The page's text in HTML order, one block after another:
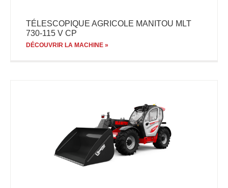
TÉLESCOPIQUE AGRICOLE MANITOU MLT
730-115 V CP
DÉCOUVRIR LA MACHINE »